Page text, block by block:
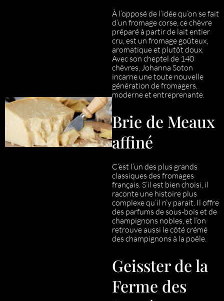
À l’opposé de l’idée qu’on se fait
d’un fromage corse, ce chèvre
préparé à partir de lait entier
cru, est un fromage goûteux,
aromatique et plutôt doux.
Avec son cheptel de 140
chèvres, Johanna Soton
incarne une toute nouvelle
génération de fromagers,
moderne et entreprenante.
Brie de Meaux
affiné
C’est l’un des plus grands
classiques des fromages
français. S’il est bien choisi, il
raconte une histoire plus
complexe qu’il n’y parait. Il offre
des parfums de sous-bois et de
champignons nobles, et l’on
retrouve aussi le côté crémé
des champignons à la poêle.
Geisster de la
Ferme des